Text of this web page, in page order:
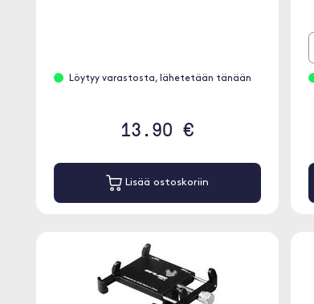
Löytyy varastosta, lähetetään tänään
13.90 €
Lisää ostoskoriin